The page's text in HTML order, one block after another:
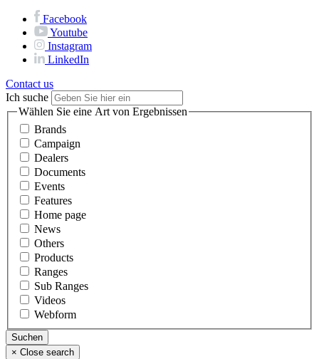
Facebook
Youtube
Instagram
LinkedIn
Contact us
Ich suche
Wählen Sie eine Art von Ergebnissen
Brands
Campaign
Dealers
Documents
Events
Features
Home page
News
Others
Products
Ranges
Sub Ranges
Videos
Webform
× Close search